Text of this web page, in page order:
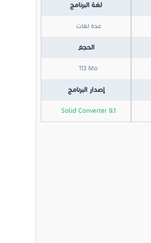
لغة البرنامج
عدة لغات
الحجم
113 Mo
إصدار البرنامج
Solid Converter 9.1